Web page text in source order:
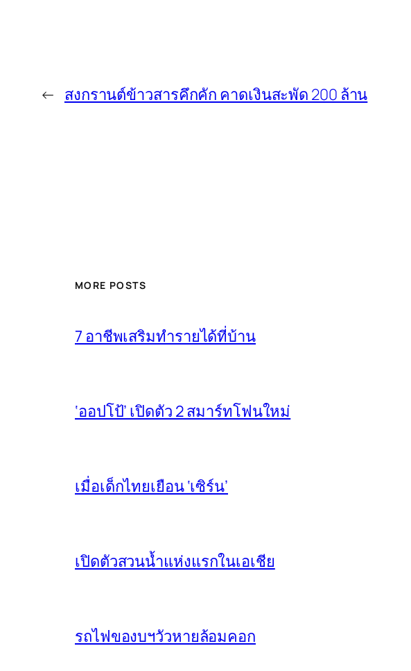
← สงกรานต์ข้าวสารคึกคัก คาดเงินสะพัด 200 ล้าน
MORE POSTS
7 อาชีพเสริมทำรายได้ที่บ้าน
‘ออปโป้’ เปิดตัว 2 สมาร์ทโฟนใหม่
เมื่อเด็กไทยเยือน ‘เซิร์น’
เปิดตัวสวนน้ำแห่งแรกในเอเชีย
รถไฟของบฯวัวหายล้อมคอก